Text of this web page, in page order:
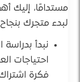
مستدامًا، إليك
لبدء متجرك
نبدأ
احتياجات
فكرة